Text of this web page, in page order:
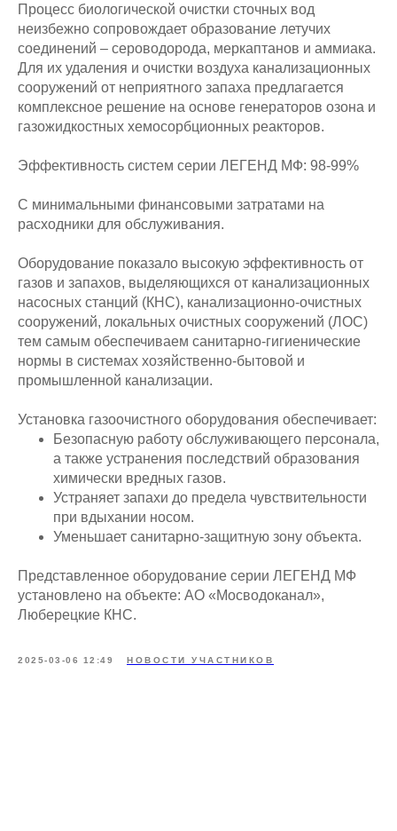
Процесс биологической очистки сточных вод
неизбежно сопровождает образование летучих
соединений – сероводорода, меркаптанов и аммиака.
Для их удаления и очистки воздуха канализационных
сооружений от неприятного запаха предлагается
комплексное решение на основе генераторов озона и
газожидкостных хемосорбционных реакторов.
Эффективность систем серии ЛЕГЕНД МФ: 98-99%
С минимальными финансовыми затратами на
расходники для обслуживания.
Оборудование показало высокую эффективность от
газов и запахов, выделяющихся от канализационных
насосных станций (КНС), канализационно-очистных
сооружений, локальных очистных сооружений (ЛОС)
тем самым обеспечиваем санитарно-гигиенические
нормы в системах хозяйственно-бытовой и
промышленной канализации.
Установка газоочистного оборудования обеспечивает:
Безопасную работу обслуживающего персонала,
а также устранения последствий образования
химически вредных газов.
Устраняет запахи до предела чувствительности
при вдыхании носом.
Уменьшает санитарно-защитную зону объекта.
Представленное оборудование серии ЛЕГЕНД МФ
установлено на объекте: АО «Мосводоканал»,
Люберецкие КНС.
2025-03-06 12:49 НОВОСТИ УЧАСТНИКОВ